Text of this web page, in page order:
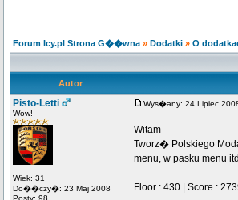
Forum Icy.pl Strona G��wna » Dodatki » O
Autor
Pisto-Letti
Wow!
Wiek: 31
Do��czy�: 23 Maj 2008
Posty: 98
Wys�any: 24 Lipiec
Witam
Tworz� Polskiego
menu, w pasku menu
Floor : 430 | Score :